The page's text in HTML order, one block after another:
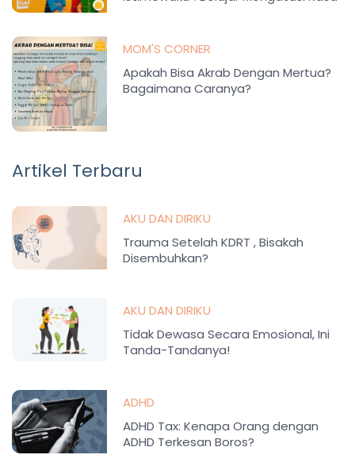
MOM'S CORNER
Apakah Bisa Akrab Dengan Mertua?
Bagaimana Caranya?
Artikel Terbaru
AKU DAN DIRIKU
Trauma Setelah KDRT , Bisakah
Disembuhkan?
AKU DAN DIRIKU
Tidak Dewasa Secara Emosional, Ini
Tanda-Tandanya!
ADHD
ADHD Tax: Kenapa Orang dengan
ADHD Terkesan Boros?